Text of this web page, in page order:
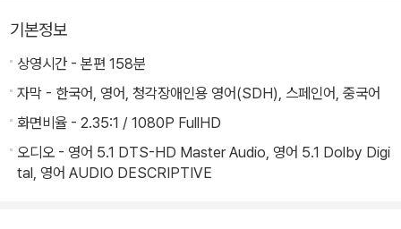
기본정보
상영시간 - 본편 158분
자막 - 한국어, 영어, 청각장애인용 영어(SDH), 스페인어, 중국어
화면비율 - 2.35:1 / 1080P FullHD
오디오 - 영어 5.1 DTS-HD Master Audio, 영어 5.1 Dolby Digi
tal, 영어 AUDIO DESCRIPTIVE